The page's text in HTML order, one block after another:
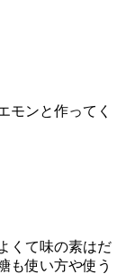
モンと作ってく
くて味の素はだ
も使い方や使う